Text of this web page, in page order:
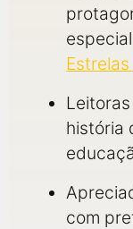
história
com